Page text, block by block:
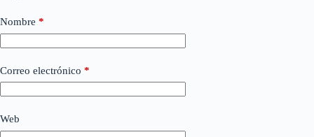
Nombre *
Correo electrónico *
Web